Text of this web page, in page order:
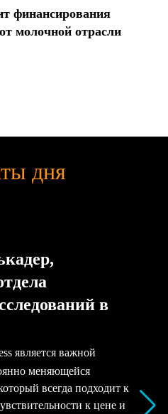
финансирования
молочной отрасли
дня
в
является важной
меняющейся
всегда подходит к
к цене и